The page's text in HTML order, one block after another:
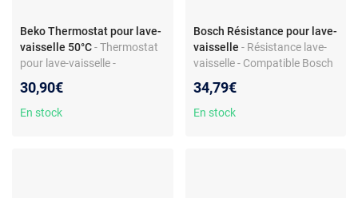
Beko Thermostat pour lave-
vaisselle 50°C- Thermostat
pour lave-vaisselle -
Réf. 1898080100 - Métal
30,90€
En stock
Bosch Résistance pour lave-
vaisselle - Résistance lave-
vaisselle - Compatible Bosch
chauffage - Réf.
465x460x165
34,79€
En stock